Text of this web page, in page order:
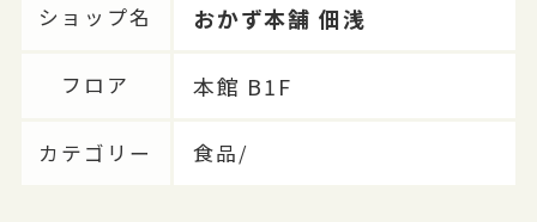
ショップ名 おかず本舗 佃浅
フロア 本館 B1F
カテゴリー 食品/